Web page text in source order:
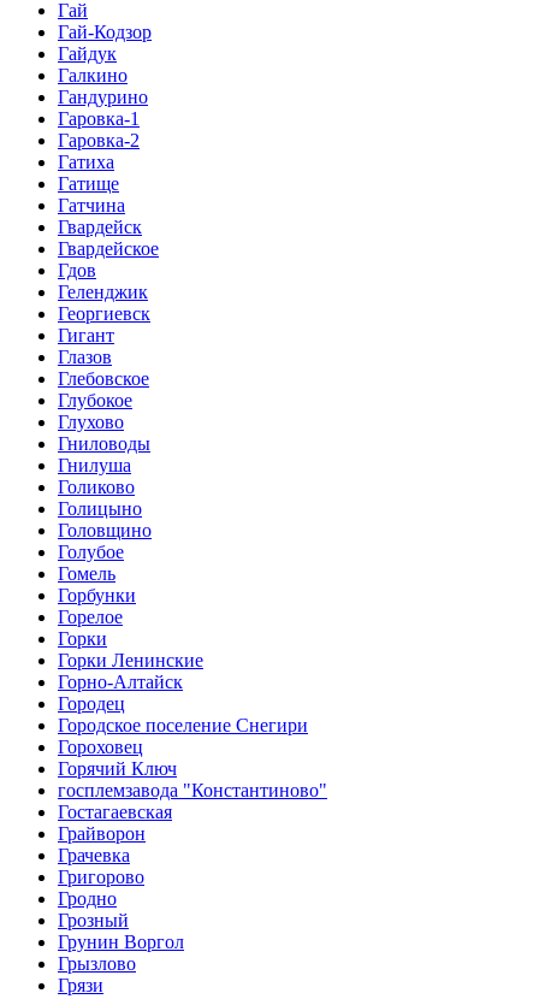
Гай
Гай-Кодзор
Гайдук
Галкино
Гандурино
Гаровка-1
Гаровка-2
Гатиха
Гатище
Гатчина
Гвардейск
Гвардейское
Гдов
Геленджик
Георгиевск
Гигант
Глазов
Глебовское
Глубокое
Глухово
Гниловоды
Гнилуша
Голиково
Голицыно
Головщино
Голубое
Гомель
Горбунки
Горелое
Горки
Горки Ленинские
Горно-Алтайск
Городец
Городское поселение Снегири
Гороховец
Горячий Ключ
госплемзавода "Константиново"
Гостагаевская
Грайворон
Грачевка
Григорово
Гродно
Грозный
Грунин Воргол
Грызлово
Грязи